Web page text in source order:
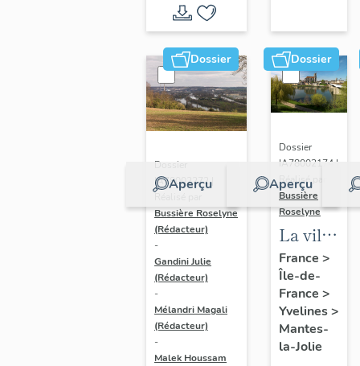
Dossier
Aperçu
Dossier
IA78002272 |
Bussière Roselyne
(Rédacteur)
-
Gandini Julie
(Rédacteur)
-
Mélandri Magali
(Rédacteur)
-
Malek Houssam
Dossier
Aperçu
Dossier
IA78002174 |
Réalisé par
Bussière
Roselyne
La ville
de
Mantes-
la-Jolie
France >
Île-de-
France >
Yvelines>
Mantes-
la-Jolie